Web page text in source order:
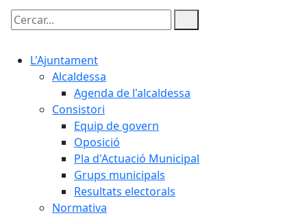
Cercar:
L'Ajuntament
Alcaldessa
Agenda de l'alcaldessa
Consistori
Equip de govern
Oposició
Pla d'Actuació Municipal
Grups municipals
Resultats electorals
Normativa